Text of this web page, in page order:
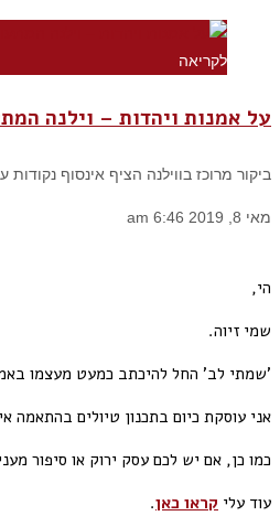
לקריאה
על אמנות ויהדות – וילנה
ביקור מרוכז בווילנה הציף אינסוף
מאי 8, 2019 6:46 am
הי,
שמי זיוה.
'שמתי לב' החל להיכתב כמעט מעצמו באמצע 2015. כשמטיילים תמיד קורים דברים מעניינים והסיפורים
אני עוסקת כיום בתכנון טיולים בהתאמה
כמו כן, אם יש לכם עסק ירוק או סיפור
עוד עלי קראו כאן.